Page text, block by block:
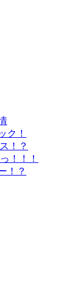
ク！
！？
！！！
！？